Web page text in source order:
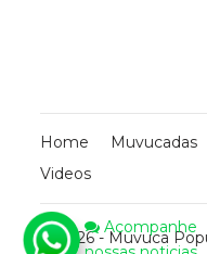
Acompanhe
Home Muvucadas
Videos
© 2026 - Muvuca